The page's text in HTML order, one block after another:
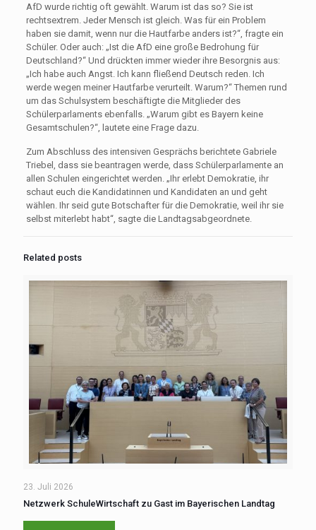
AfD wurde richtig oft gewählt. Warum ist das so? Sie ist
rechtsextrem. Jeder Mensch ist gleich. Was für ein Problem
haben sie damit, wenn nur die Hautfarbe anders ist?“, fragte ein
Schüler. Oder auch: „Ist die AfD eine große Bedrohung für
Deutschland?“ Und drückten immer wieder ihre Besorgnis aus:
„Ich habe auch Angst. Ich kann fließend Deutsch reden. Ich
werde wegen meiner Hautfarbe verurteilt. Warum?“ Themen rund
um das Schulsystem beschäftigte die Mitglieder des
Schülerparlaments ebenfalls. „Warum gibt es Bayern keine
Gesamtschulen?“, lautete eine Frage dazu.
Zum Abschluss des intensiven Gesprächs berichtete Gabriele
Triebel, dass sie beantragen werde, dass Schülerparlamente an
allen Schulen eingerichtet werden. „Ihr erlebt Demokratie, ihr
schaut euch die Kandidatinnen und Kandidaten an und geht
wählen. Ihr seid gute Botschafter für die Demokratie, weil ihr sie
selbst miterlebt habt“, sagte die Landtagsabgeordnete.
Related posts
23. Juli 2026
Netzwerk SchuleWirtschaft zu Gast im Bayerischen Landtag